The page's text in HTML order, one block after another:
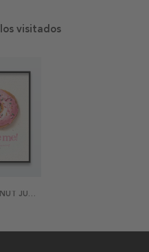
visitados
POSTER DONUT JUDGE ME